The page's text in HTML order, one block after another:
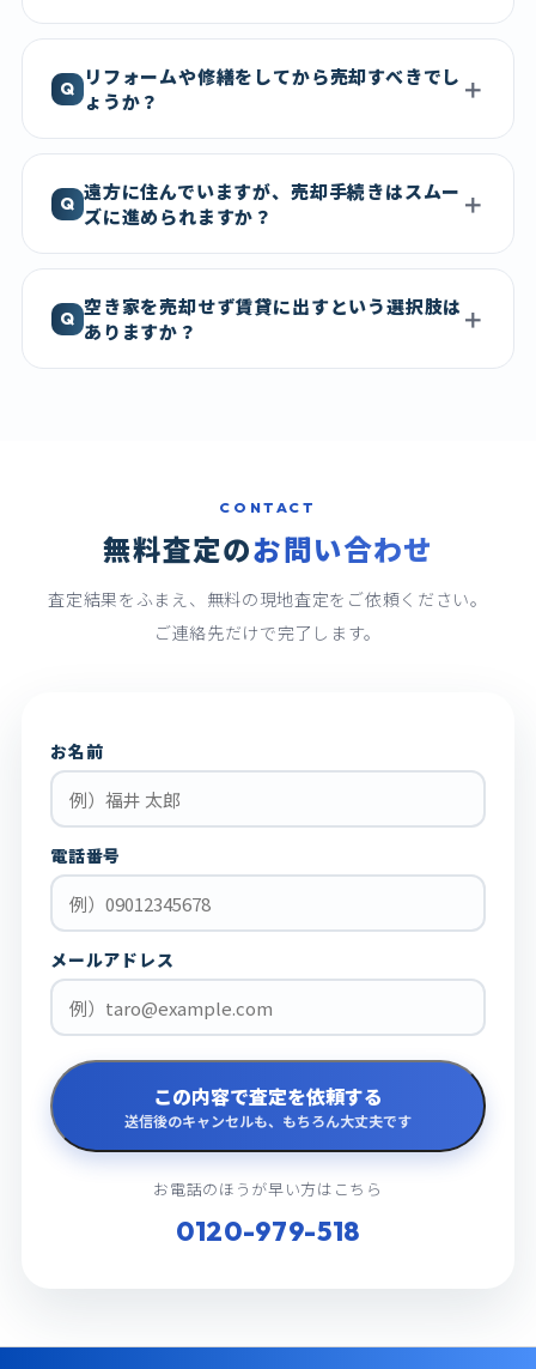
リフォームや修繕をしてから売却すべきでし
ょうか？
遠方に住んでいますが、売却手続きはスムー
ズに進められますか？
空き家を売却せず賃貸に出すという選択肢は
ありますか？
CONTACT
無料査定のお問い合わせ
査定結果をふまえ、無料の現地査定をご依頼ください。
ご連絡先だけで完了します。
お名前
電話番号
メールアドレス
この内容で査定を依頼する
送信後のキャンセルも、もちろん大丈夫です
お電話のほうが早い方はこちら
0120-979-518